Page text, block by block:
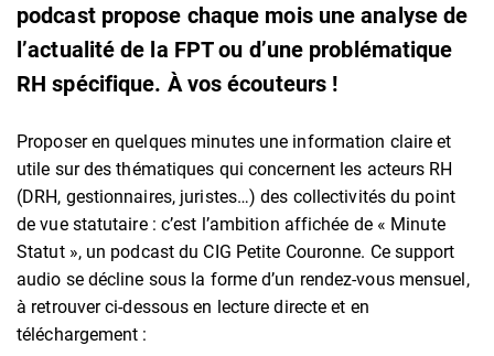
podcast propose chaque mois une analyse de
l’actualité de la FPT ou d’une problématique
RH spécifique. À vos écouteurs !
Proposer en quelques minutes une information claire et
utile sur des thématiques qui concernent les acteurs RH
(DRH, gestionnaires, juristes…) des collectivités du point
de vue statutaire : c’est l’ambition affichée de « Minute
Statut », un podcast du CIG Petite Couronne. Ce support
audio se décline sous la forme d’un rendez-vous mensuel,
à retrouver ci-dessous en lecture directe et en
téléchargement :